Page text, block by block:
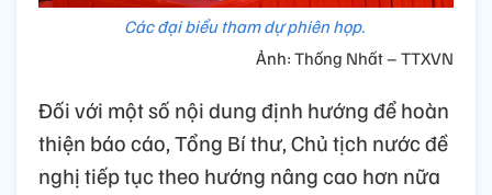
Các đại biểu tham dự phiên họp.
Ảnh: Thống Nhất – TTXVN
Đối với một số nội dung định hướng để hoàn
thiện báo cáo, Tổng Bí thư, Chủ tịch nước đề
nghị tiếp tục theo hướng nâng cao hơn nữa